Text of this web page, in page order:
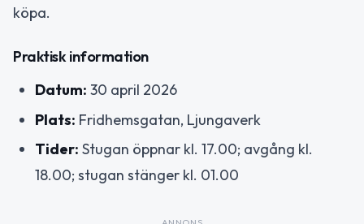
köpa.
Praktisk information
Datum: 30 april 2026
Plats: Fridhemsgatan, Ljungaverk
Tider: Stugan öppnar kl. 17.00; avgång kl.
18.00; stugan stänger kl. 01.00